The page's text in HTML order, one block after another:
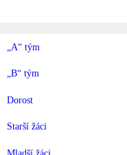
„A“ tým
„B“ tým
Dorost
Starší žáci